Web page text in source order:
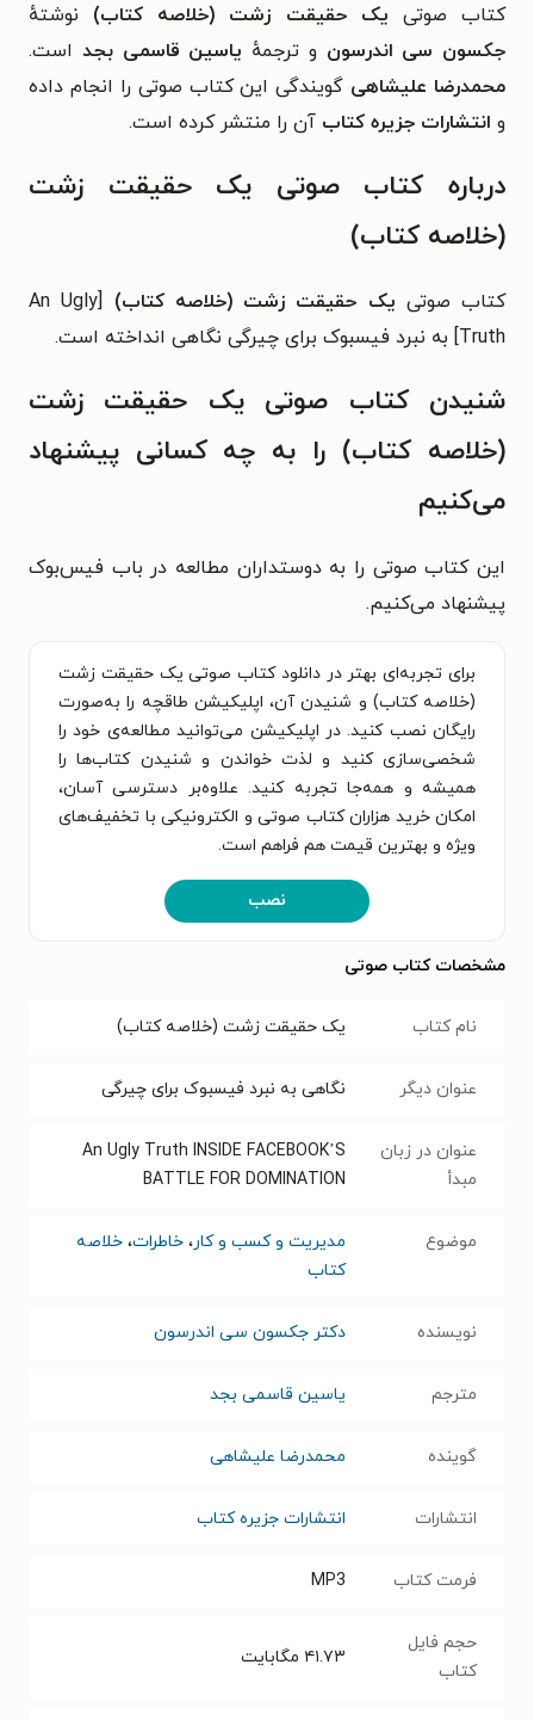
کتاب صوتی یک حقیقت زشت (خلاصه کتاب) نوشتهٔ
جکسون سی اندرسون و ترجمهٔ یاسین قاسمی بجد است.
محمدرضا علیشاهی گویندگی این کتاب صوتی را انجام داده
و انتشارات جزیره کتاب آن را منتشر کرده است.
درباره کتاب صوتی یک حقیقت زشت
(خلاصه کتاب)
کتاب صوتی یک حقیقت زشت (خلاصه کتاب)
[An Ugly
Truth] به نبرد فیسبوک برای چیرگی نگاهی انداخته است.
شنیدن کتاب صوتی یک حقیقت زشت
(خلاصه کتاب) را به چه کسانی پیشنهاد
می‌کنیم
این کتاب صوتی را به دوستداران مطالعه در باب فیس‌بوک
پیشنهاد می‌کنیم.
برای تجربه‌ای بهتر در دانلود کتاب صوتی یک حقیقت زشت
(خلاصه کتاب) و شنیدن آن، اپلیکیشن طاقچه را به‌صورت
رایگان نصب کنید. در اپلیکیشن می‌توانید مطالعه‌ی خود را
شخصی‌سازی کنید و لذت خواندن و شنیدن کتاب‌ها را
همیشه و همه‌جا تجربه کنید. علاوه‌بر دسترسی آسان،
امکان خرید هزاران کتاب صوتی و الکترونیکی با تخفیف‌های
ویژه و بهترین قیمت هم فراهم است.
نصب
مشخصات کتاب صوتی
نام کتاب یک حقیقت زشت (خلاصه کتاب)
عنوان دیگر نگاهی به نبرد فیسبوک برای چیرگی
عنوان در زبان
مبدأ
An Ugly Truth INSIDE FACEBOOK’S
BATTLE FOR DOMINATION
موضوع مدیریت و کسب و کار، خاطرات، خلاصه
کتاب
نویسنده دکتر جکسون سی اندرسون
مترجم یاسین قاسمی بجد
گوینده محمدرضا علیشاهی
انتشارات انتشارات جزیره کتاب
فرمت کتاب MP3
حجم فایل
کتاب
۴۱.۷۳ مگابایت